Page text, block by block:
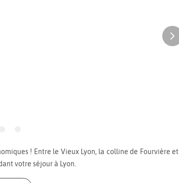
votre séjour à Lyon.